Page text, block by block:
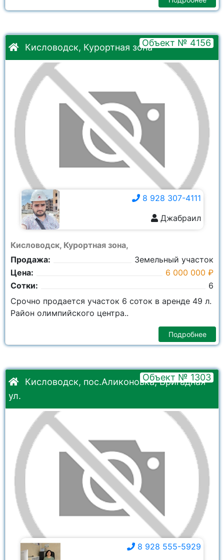
Кисловодск, Курортная зонаОбъект № 4156
Кисловодск, Курортная зона,
Продажа:
Земельный участок
Цена:
6 000 000 ₽
Сотки:
6
8 928 307-4111
Джабраил
Срочно продается участок 6 соток в аренде 49 л.
Район олимпийского центра..
Подробнее
Кисловодск, пос.Аликоновка, Бригадная
ул.
Объект № 1303
8 928 555-5929